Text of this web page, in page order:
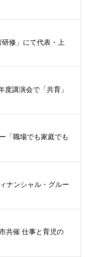
修」にて代表・上
講演会で「共育」
「職場でも家庭でも
ナンシャル・グルー
共催 仕事と育児の